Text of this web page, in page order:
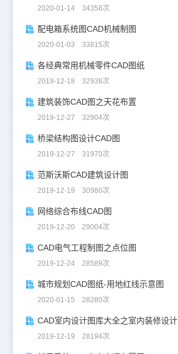
2020-01-14 34358次
配电箱系统图CAD机械制图
2020-01-03 33815次
各经典常用机械零件CAD图纸
2019-12-18 32938次
建筑装饰CAD图之天花布置
2019-12-27 32904次
桥梁结构图设计CAD图
2019-12-27 31970次
范斯沃斯CAD建筑设计图
2019-12-19 30980次
网络综合布线CAD图
2019-12-20 29004次
CAD电气工程制图之点位图
2019-12-24 28589次
城市规划CAD图纸-用地红线示意图
2020-01-15 28280次
CAD室内设计图库大全之室内装修设计
2019-12-19 28194次